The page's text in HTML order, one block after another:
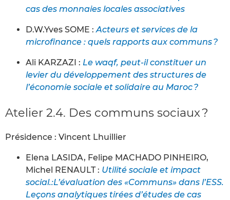
cas des monnaies locales associatives
D.W.Yves SOME :Acteurs et services de la
microfinance : quels rapports aux communs ?
Ali KARZAZI : Le waqf, peut-il constituer un
levier du développement des structures de
l’économie sociale et solidaire au Maroc ?
Atelier 2.4. Des communs sociaux ?
Présidence : Vincent Lhuillier
Elena LASIDA, Felipe MACHADO PINHEIRO,
Michel RENAULT : Utilité sociale et impact
social.:L’évaluation des «Communs» dans l’ESS.
Leçons analytiques tirées d’études de cas